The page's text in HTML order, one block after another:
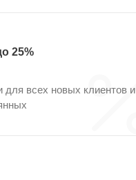
25%
для всех новых клиентов и